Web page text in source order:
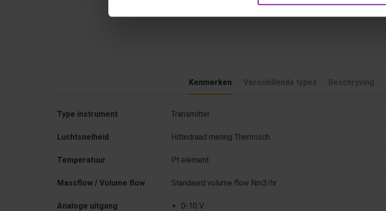
Kenmerken Verschillende types Beschrijving
Type instrument Transmitter
Luchtsnelheid Hittedraad meting Thermisch
Temperatuur Pt element
Massflow / Volume flow Standaard volume flow Nm3/hr
Analoge uitgang
0-10 V